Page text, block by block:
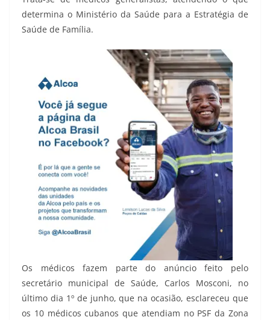
determina o Ministério da Saúde para a Estratégia de
Saúde de Família.
Os médicos fazem parte do anúncio feito pelo
secretário municipal de Saúde, Carlos Mosconi, no
último dia 1º de junho, que na ocasião, esclareceu que
os 10 médicos cubanos que atendiam no PSF da Zona